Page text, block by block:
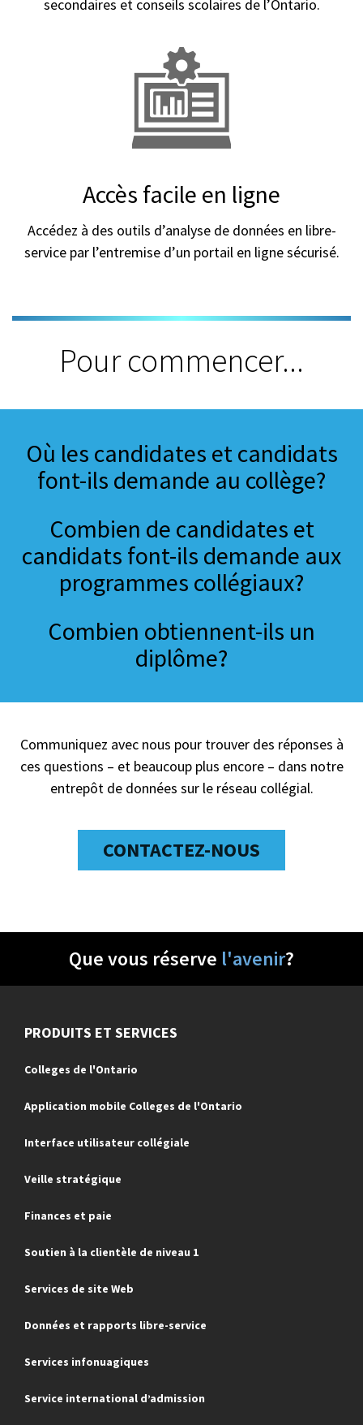
secondaires et conseils scolaires de l’Ontario.
Accès facile en ligne
Accédez à des outils d’analyse de données en libre-
service par l’entremise d’un portail en ligne sécurisé.
Pour commencer...
Où les candidates et candidats
font-ils demande au collège?
Combien de candidates et
candidats font-ils demande aux
programmes collégiaux?
Combien obtiennent-ils un
diplôme?
Communiquez avec nous pour trouver des réponses à
ces questions – et beaucoup plus encore – dans notre
entrepôt de données sur le réseau collégial.
CONTACTEZ-NOUS
Que vous réserve l'avenir?
PRODUITS ET SERVICES
Colleges de l'Ontario
Application mobile Colleges de l'Ontario
Interface utilisateur collégiale
Veille stratégique
Finances et paie
Soutien à la clientèle de niveau 1
Services de site Web
Données et rapports libre-service
Services infonuagiques
Service international d’admission